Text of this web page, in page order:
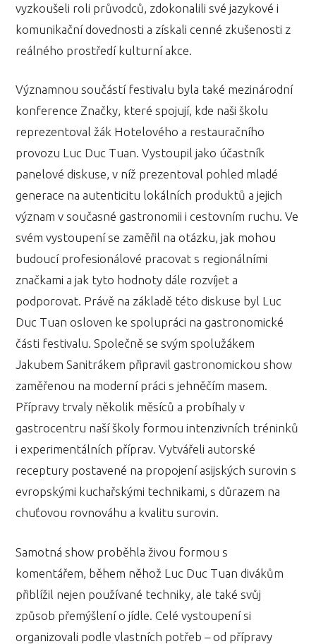
vyzkoušeli roli průvodců, zdokonalili své jazykové i
komunikační dovednosti a získali cenné zkušenosti z
reálného prostředí kulturní akce.
Významnou součástí festivalu byla také mezinárodní
konference Značky, které spojují, kde naši školu
reprezentoval žák Hotelového a restauračního
provozu Luc Duc Tuan. Vystoupil jako účastník
panelové diskuse, v níž prezentoval pohled mladé
generace na autenticitu lokálních produktů a jejich
význam v současné gastronomii i cestovním ruchu. Ve
svém vystoupení se zaměřil na otázku, jak mohou
budoucí profesionálové pracovat s regionálními
značkami a jak tyto hodnoty dále rozvíjet a
podporovat. Právě na základě této diskuse byl Luc
Duc Tuan osloven ke spolupráci na gastronomické
části festivalu. Společně se svým spolužákem
Jakubem Sanitrákem připravil gastronomickou show
zaměřenou na moderní práci s jehněčím masem.
Přípravy trvaly několik měsíců a probíhaly v
gastrocentru naší školy formou intenzivních tréninků
i experimentálních příprav. Vytvářeli autorské
receptury postavené na propojení asijských surovin s
evropskými kuchařskými technikami, s důrazem na
chuťovou rovnováhu a kvalitu surovin.
Samotná show proběhla živou formou s
komentářem, během něhož Luc Duc Tuan divákům
přiblížil nejen používané techniky, ale také svůj
způsob přemýšlení o jídle. Celé vystoupení si
organizovali podle vlastních potřeb – od přípravy